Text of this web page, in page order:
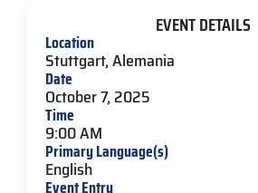
EVENT DETAILS
Location
Stuttgart, Alemania
Date
October 7, 2025
Time
9:00 AM
Primary Language(s)
English
Event Entry